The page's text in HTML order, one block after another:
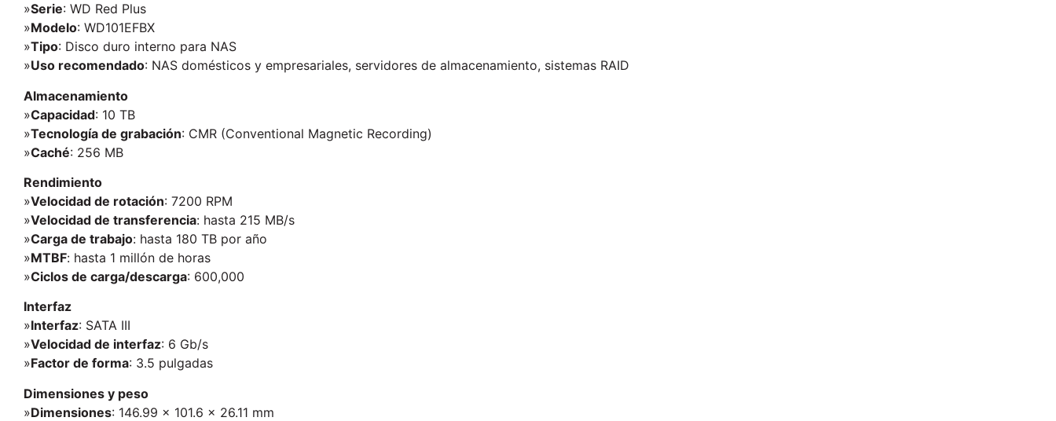
»Serie: WD Red Plus
»Modelo: WD101EFBX
»Tipo: Disco duro interno para NAS
»Uso recomendado: NAS domésticos y empresariales, servidores de almacenamiento, sistemas RAID
Almacenamiento
»Capacidad: 10 TB
»Tecnología de grabación: CMR (Conventional Magnetic Recording)
»Caché: 256 MB
Rendimiento
»Velocidad de rotación: 7200 RPM
»Velocidad de transferencia: hasta 215 MB/s
»Carga de trabajo: hasta 180 TB por año
»MTBF: hasta 1 millón de horas
»Ciclos de carga/descarga: 600,000
Interfaz
»Interfaz: SATA III
»Velocidad de interfaz: 6 Gb/s
»Factor de forma: 3.5 pulgadas
Dimensiones y peso
»Dimensiones: 146.99 × 101.6 × 26.11 mm